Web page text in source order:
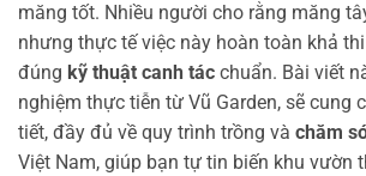
măng tốt. Nhiều người cho rằng măng
nhưng thực tế việc này hoàn toàn khả
đúng kỹ thuật canh tác chuẩn. Bài viết
nghiệm thực tiễn từ Vũ Garden, sẽ cung
tiết, đầy đủ về quy trình trồng và chăm
Việt Nam, giúp bạn tự tin biến khu vườn